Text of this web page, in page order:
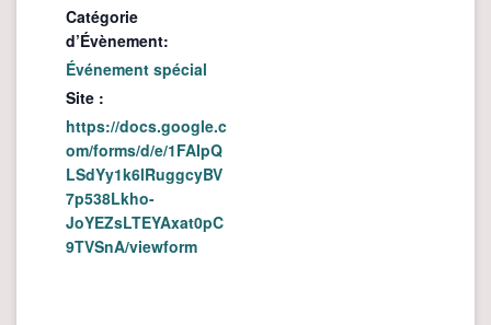
Catégorie
d’Évènement:
Événement spécial
Site :
https://docs.google.c
om/forms/d/e/1FAIpQ
LSdYy1k6lRuggcyBV
7p538Lkho-
JoYEZsLTEYAxat0pC
9TVSnA/viewform